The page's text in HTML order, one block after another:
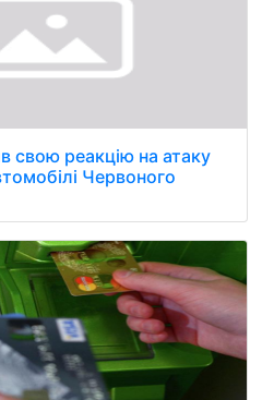
свою реакцію на атаку
Червоного